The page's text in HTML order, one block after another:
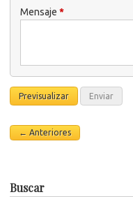
Mensaje *
← Anteriores
Buscar